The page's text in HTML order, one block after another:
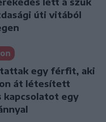
úti vitából
egy férfit, aki
át létesített
kapcsolatot egy